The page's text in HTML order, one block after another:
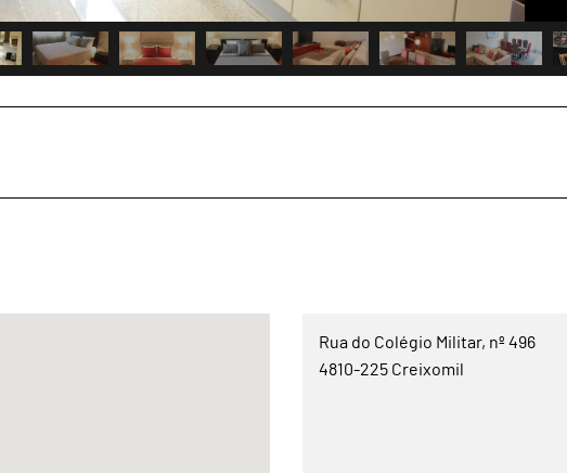
Rua do Colégio Militar, nº 496
4810-225 Creixomil